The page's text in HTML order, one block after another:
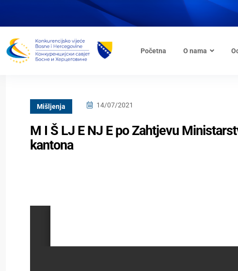
Početna O nama
Mišljenja 14/07/2021
M I Š LJ E NJ E po Zahtjevu
kantona